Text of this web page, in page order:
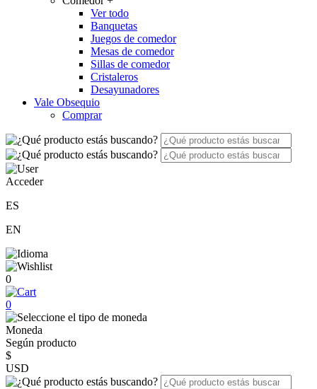
Ver todo
Banquetas
Juegos de comedor
Mesas de comedor
Sillas de comedor
Cristaleros
Desayunadores
Vale Obsequio
Comprar
Acceder
ES
EN
0
0
Moneda
Según producto
$
USD